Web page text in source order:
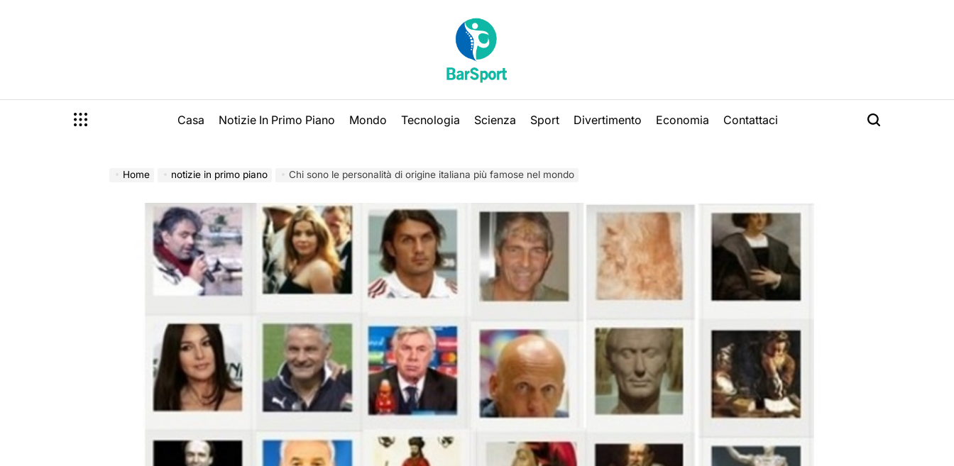
Casa Notizie In Primo Piano Mondo Tecnologia Scienza Sport Divertimento Economia Contattaci
Home notizie in primo piano Chi sono le personalità di origine italiana più famose nel mondo